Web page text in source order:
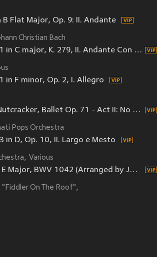
B Flat Major, Op. 9: II. Andante
Christian Bach
Piano Sonata No. 1 in C major, K. 279, II. Andante Con Moto
in F minor, Op. 2, I. Allegro
Tchaikovsky: The Nutcracker, Ballet Op. 71 - Act II: No 12c "Tea (Chinese Dance)": Allegro Moderato
Pops Orchestra
in D, Op. 10, II. Largo e Mesto
Various
Violin Concerto in E Major, BWV 1042 (Arranged by John Williams for Guitar and Orchestra): III. Allegro assai
"Fiddler On The Roof"